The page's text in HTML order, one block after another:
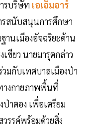
รบริษัท เอเอ็มอาร์
รสนับสนุนการศึกษา
านเมืองอัจฉริยะด้าน
ขียว นายมารุตกล่าว
มกับเทศบาลเมืองป่า
างกายภาพพื้นที่
าตอง เพื่อเตรียม
รรค์พร้อมด้วยสิ่ง